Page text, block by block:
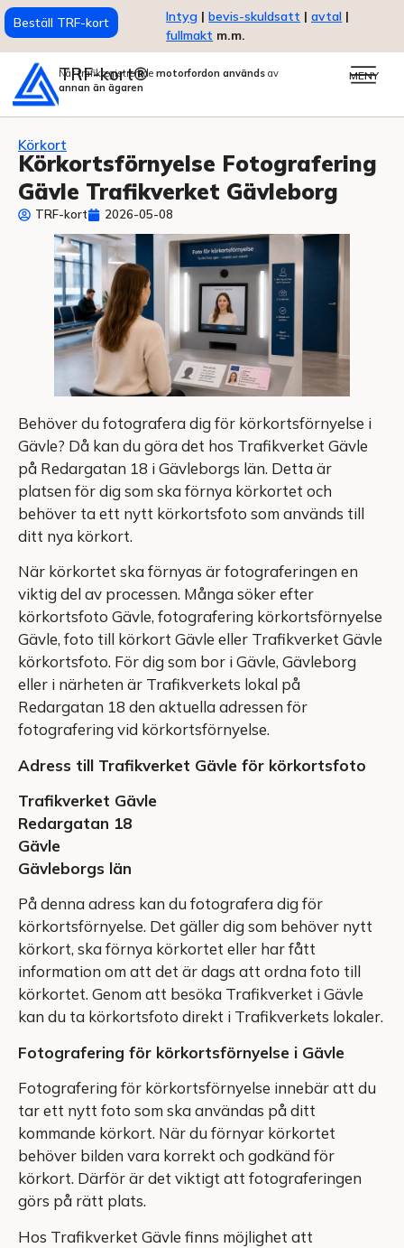
Beställ TRF-kort Intyg | bevis-skuldsatt | avtal |
fullmakt m.m.
TRF-kort®
När trafikregistrerade motorfordon används av
annan än ägaren
MENY
Körkort
Körkortsförnyelse Fotografering
Gävle Trafikverket Gävleborg
TRF-kort 2026-05-08
Behöver du fotografera dig för körkortsförnyelse i
Gävle? Då kan du göra det hos Trafikverket Gävle
på Redargatan 18 i Gävleborgs län. Detta är
platsen för dig som ska förnya körkortet och
behöver ta ett nytt körkortsfoto som används till
ditt nya körkort.
När körkortet ska förnyas är fotograferingen en
viktig del av processen. Många söker efter
körkortsfoto Gävle, fotografering körkortsförnyelse
Gävle, foto till körkort Gävle eller Trafikverket Gävle
körkortsfoto. För dig som bor i Gävle, Gävleborg
eller i närheten är Trafikverkets lokal på
Redargatan 18 den aktuella adressen för
fotografering vid körkortsförnyelse.
Adress till Trafikverket Gävle för körkortsfoto
Trafikverket Gävle
Redargatan 18
Gävle
Gävleborgs län
På denna adress kan du fotografera dig för
körkortsförnyelse. Det gäller dig som behöver nytt
körkort, ska förnya körkortet eller har fått
information om att det är dags att ordna foto till
körkortet. Genom att besöka Trafikverket i Gävle
kan du ta körkortsfoto direkt i Trafikverkets lokaler.
Fotografering för körkortsförnyelse i Gävle
Fotografering för körkortsförnyelse innebär att du
tar ett nytt foto som ska användas på ditt
kommande körkort. När du förnyar körkortet
behöver bilden vara korrekt och godkänd för
körkort. Därför är det viktigt att fotograferingen
görs på rätt plats.
Hos Trafikverket Gävle finns möjlighet att